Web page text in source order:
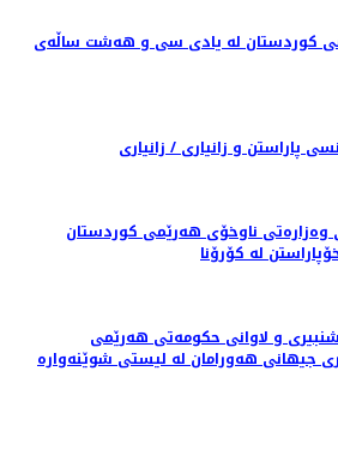
کوردستان له‌ يادى سى و هه‌شت ساڵه‌ى
پاراستن و زانیاری / زانیاری
وەزارەتی ناوخۆی هەرێمی کوردستان
لە کۆرۆنا
و لاوانی حکومەتی هەرێمی
جیهانی هەورامان لە لیستی شوێنەوارە